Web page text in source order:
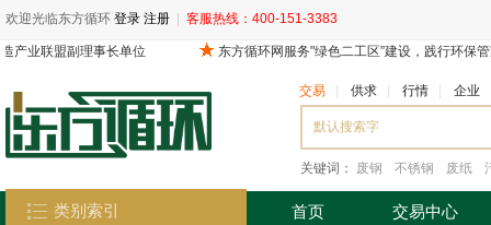
欢迎光临东方循环 登录 注册 客服热线：400-151-3383
交易 供求 行情 企业
关键词： 废钢 不锈钢 废纸
类别索引 首页 交易中心